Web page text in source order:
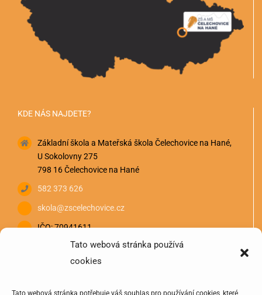
Tato webová stránka používá
cookies
Tato webová stránka potřebuje váš souhlas pro používání cookies, které
KDE NÁS NAJDETE?
Základní škola a Mateřská škola Čelechovice na Hané,
U Sokolovny 275
798 16 Čelechovice na Hané
582 373 626
skola@zscelechovice.cz
IČO: 70941611